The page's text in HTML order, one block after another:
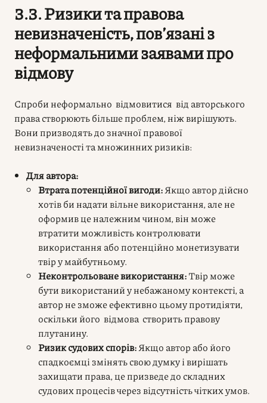
3.3. Ризики та правова
невизначеність, пов’язані з
неформальними заявами про
відмову
Спроби неформально відмовитися від авторського
права створюють більше проблем, ніж вирішують.
Вони призводять до значної правової
невизначеності та множинних ризиків:
Для автора:
Втрата потенційної вигоди:Якщо автор дійсно
хотів би надати вільне використання, але не
оформив це належним чином, він може
втратити можливість контролювати
використання або потенційно монетизувати
твір у майбутньому.
Неконтрольоване використання:Твір може
бути використаний у небажаному контексті, а
автор не зможе ефективно цьому протидіяти,
оскільки його відмова створить правову
плутанину.
Ризик судових спорів:Якщо автор або його
спадкоємці змінять свою думку і вирішать
захищати права, це призведе до складних
судових процесів через відсутність чітких умов.